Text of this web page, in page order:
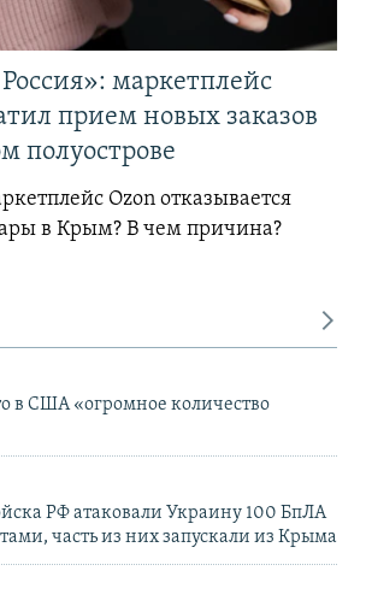
маркетплейс
прием новых заказов
полуострове
Ozon отказывается
в Крым? В чем причина?
в США «огромное количество
РФ атаковали Украину 100 БпЛА
часть из них запускали из Крыма